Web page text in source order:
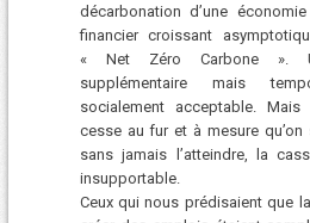
décarbonation d’une
financier croissant
« Net Zéro Carbone ».
supplémentaire mais
socialement acceptable. Mais
cesse au fur et à mesure
sans jamais l’atteindre, la
insupportable.
Ceux qui nous prédisaient que